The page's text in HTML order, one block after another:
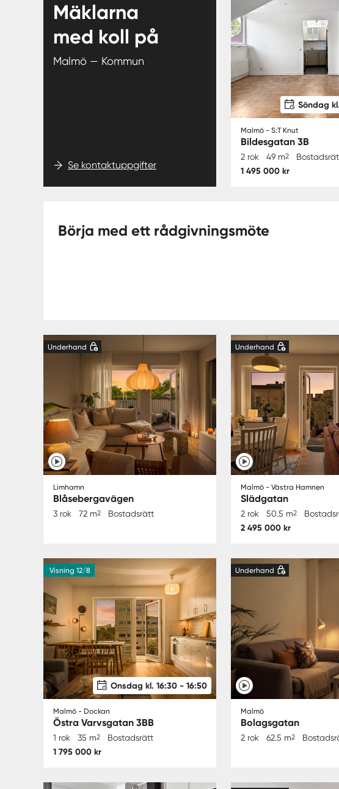
Mäklarna
med koll på
Malmö — Kommun
Se kontaktuppgifter
Söndag
Malmö - S:T Knut
Bildesgatan 3B
2 rok 49 m2
1 495 000 kr
Börja med ett rådgivningsmöte
Underhand
Limhamn
Blåsebergavägen
3 rok 72 m2 Bostadsrätt
Underhand
Malmö - Västra Hamnen
Slädgatan
2 rok 50.5 m2
2 495 000 kr
Visning 12/8
Onsdag kl. 16:30 - 16:50
Malmö - Dockan
Östra Varvsgatan 3BB
1 rok 35 m2 Bostadsrätt
1 795 000 kr
Underhand
Malmö
Bolagsgatan
2 rok 62.5 m2